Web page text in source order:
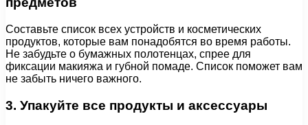
Составьте список всех устройств и косметических
продуктов, которые вам понадобятся во время работы.
Не забудьте о бумажных полотенцах, спрее для
фиксации макияжа и губной помаде. Список поможет вам
не забыть ничего важного.
3. Упакуйте все продукты и аксессуары